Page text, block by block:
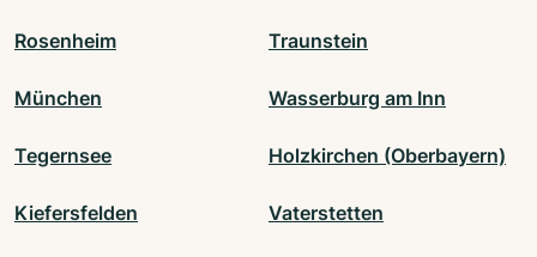
Rosenheim Traunstein
München Wasserburg am Inn
Tegernsee Holzkirchen (Oberbayern)
Kiefersfelden Vaterstetten